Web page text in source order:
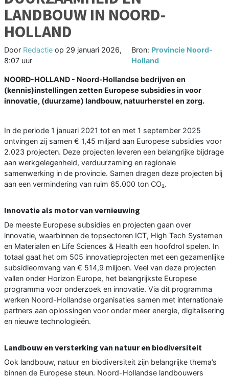
LANDBOUW IN NOORD-
HOLLAND
Door Redactie op 29 januari 2026,
8:07 uur
Bron: Provincie Noord-
Holland
NOORD-HOLLAND - Noord-Hollandse bedrijven en
(kennis)instellingen zetten Europese subsidies in voor
innovatie, (duurzame) landbouw, natuurherstel en zorg.
In de periode 1 januari 2021 tot en met 1 september 2025
ontvingen zij samen € 1,45 miljard aan Europese subsidies voor
2.023 projecten. Deze projecten leveren een belangrijke bijdrage
aan werkgelegenheid, verduurzaming en regionale
samenwerking in de provincie. Samen dragen deze projecten bij
aan een vermindering van ruim 65.000 ton CO₂.
Innovatie als motor van vernieuwing
De meeste Europese subsidies en projecten gaan over
innovatie, waarbinnen de topsectoren ICT, High Tech Systemen
en Materialen en Life Sciences & Health een hoofdrol spelen. In
totaal gaat het om 505 innovatieprojecten met een gezamenlijke
subsidieomvang van € 514,9 miljoen. Veel van deze projecten
vallen onder Horizon Europe, het belangrijkste Europese
programma voor onderzoek en innovatie. Via dit programma
werken Noord-Hollandse organisaties samen met internationale
partners aan oplossingen voor onder meer energie, digitalisering
en nieuwe technologieën.
Landbouw en versterking van natuur en biodiversiteit
Ook landbouw, natuur en biodiversiteit zijn belangrijke thema’s
binnen de Europese steun. Noord-Hollandse landbouwers